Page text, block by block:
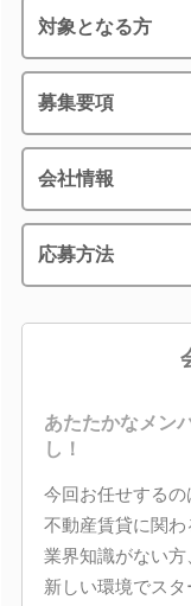
対象となる方
募集要項
会社情報
応募方法
あたたかなメン
し！
今回お任せするの
不動産賃貸に関わ
業界知識がない
新しい環境でスタ